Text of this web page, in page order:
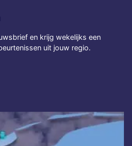
en krijg wekelijks een
uit jouw regio.